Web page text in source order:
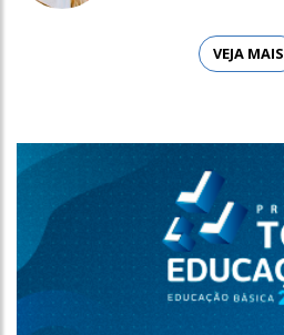
VEJA MAIS